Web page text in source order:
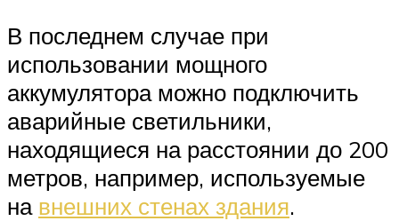
В последнем случае при
использовании мощного
аккумулятора можно подключить
аварийные светильники,
находящиеся на расстоянии до 200
метров, например, используемые
на внешних стенах здания.